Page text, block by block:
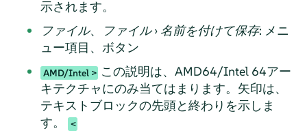
示されます。
ファイル、 ファイル› 名前を付けて保存: メニ
ュー項目、ボタン
AMD/Intel
この説明は、AMD64/Intel 64アー
キテクチャにのみ当てはまります。矢印は、
テキストブロックの先頭と終わりを示しま
す。